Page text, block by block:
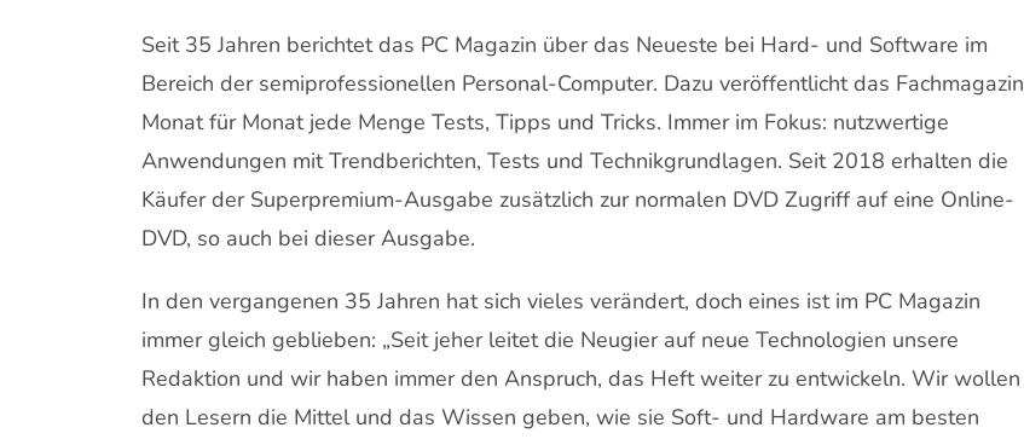
Seit 35 Jahren berichtet das PC Magazin über das Neueste bei Hard- und Software im
Bereich der semiprofessionellen Personal-Computer. Dazu veröffentlicht das Fachmagazin
Monat für Monat jede Menge Tests, Tipps und Tricks. Immer im Fokus: nutzwertige
Anwendungen mit Trendberichten, Tests und Technikgrundlagen. Seit 2018 erhalten die
Käufer der Superpremium-Ausgabe zusätzlich zur normalen DVD Zugriff auf eine Online-
DVD, so auch bei dieser Ausgabe.
In den vergangenen 35 Jahren hat sich vieles verändert, doch eines ist im PC Magazin
immer gleich geblieben: „Seit jeher leitet die Neugier auf neue Technologien unsere
Redaktion und wir haben immer den Anspruch, das Heft weiter zu entwickeln. Wir wollen
den Lesern die Mittel und das Wissen geben, wie sie Soft- und Hardware am besten